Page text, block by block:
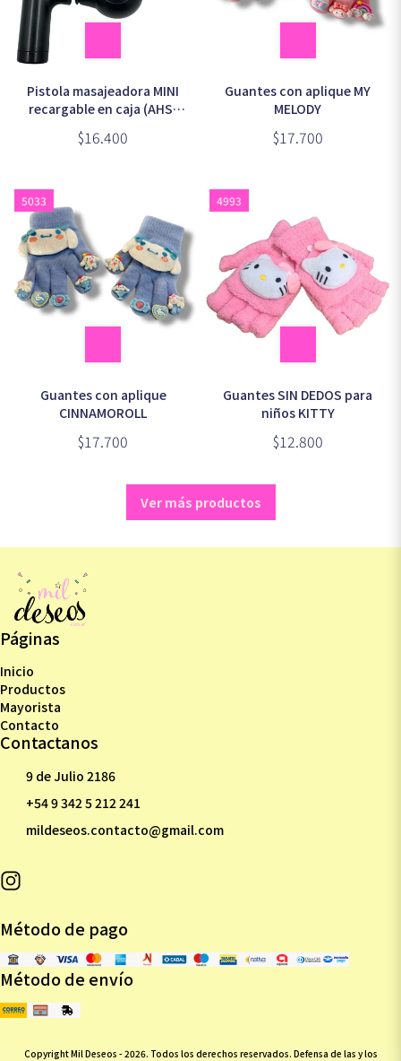
Pistola masajeadora MINI
recargable en caja (AHS-
$16.400
Guantes con aplique MY
MELODY
$17.700
5033
Guantes con aplique
CINNAMOROLL
$17.700
4993
Guantes SIN DEDOS para
niños KITTY
$12.800
Ver más productos
Páginas
Inicio
Productos
Mayorista
Contacto
Contactanos
9 de Julio 2186
+54 9 342 5 212 241
mildeseos.contacto@gmail.com
Método de pago
Método de envío
Copyright Mil Deseos - 2026. Todos los derechos reservados. Defensa de las y los